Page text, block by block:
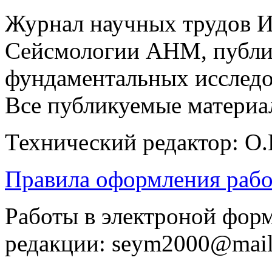
Журнал научных трудов
Сейсмологии АНМ,
фундаментальных
Все публикуемые
Технический редактор:
Правила оформления
Работы в электроной
редакции: